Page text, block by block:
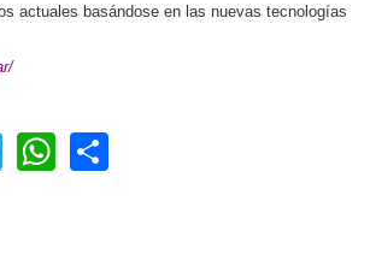
actuales basándose en las nuevas tecnologías
Telegram
WhatsApp
Share